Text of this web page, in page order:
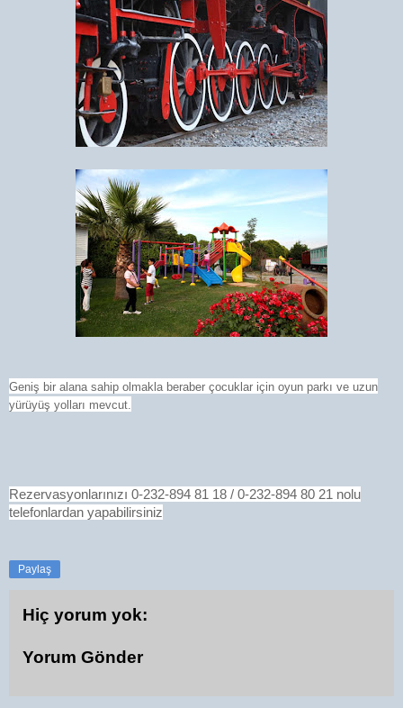
Geniş bir alana sahip olmakla beraber çocuklar için oyun parkı ve uzun
yürüyüş yolları mevcut.
Rezervasyonlarınızı 0-232-894 81 18 / 0-232-894 80 21 nolu
telefonlardan yapabilirsiniz
Paylaş
Hiç yorum yok:
Yorum Gönder